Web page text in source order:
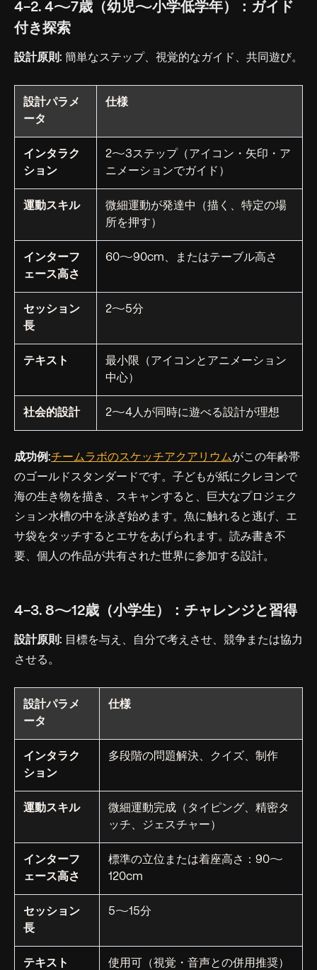
4-2. 4〜7歳（幼児〜小学低学年）：ガイド
付き探索
設計原則: 簡単なステップ、視覚的なガイド、共同遊び。
設計パラメ
ータ
仕様
インタラク
ション
2〜3ステップ（アイコン・矢印・ア
ニメーションでガイド）
運動スキル
微細運動が発達中（描く、特定の場
所を押す）
インターフ
ェース高さ
60〜90cm、またはテーブル高さ
セッション
長
2〜5分
テキスト
最小限（アイコンとアニメーション
中心）
社会的設計 2〜4人が同時に遊べる設計が理想
成功例:チームラボのスケッチアクアリウムがこの年齢帯
のゴールドスタンダードです。子どもが紙にクレヨンで
海の生き物を描き、スキャンすると、巨大なプロジェク
ション水槽の中を泳ぎ始めます。魚に触れると逃げ、エ
サ袋をタッチするとエサをあげられます。読み書き不
要、個人の作品が共有された世界に参加する設計。
4-3. 8〜12歳（小学生）：チャレンジと習得
設計原則: 目標を与え、自分で考えさせ、競争または協力
させる。
設計パラメ
ータ
仕様
インタラク
ション
多段階の問題解決、クイズ、制作
運動スキル
微細運動完成（タイピング、精密タ
ッチ、ジェスチャー）
インターフ
ェース高さ
標準の立位または着座高さ：90〜
120cm
セッション
長
5〜15分
テキスト 使用可（視覚・音声との併用推奨）